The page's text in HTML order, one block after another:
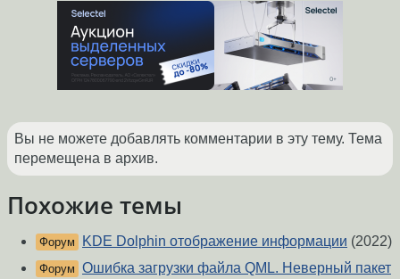
Вы не можете добавлять комментарии в эту тему. Тема
перемещена в архив.
Похожие темы
Форум KDE Dolphin отображение информации (2022)
Форум Ошибка загрузки файла QML. Неверный пакет